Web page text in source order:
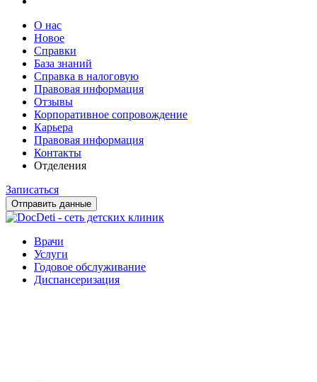
О нас
Новое
Справки
База знаний
Справка в налоговую
Правовая информация
Отзывы
Корпоративное сопровождение
Карьера
Правовая информация
Контакты
Отделения
Записаться
Отправить данные
Врачи
Услуги
Годовое обслуживание
Диспансеризация